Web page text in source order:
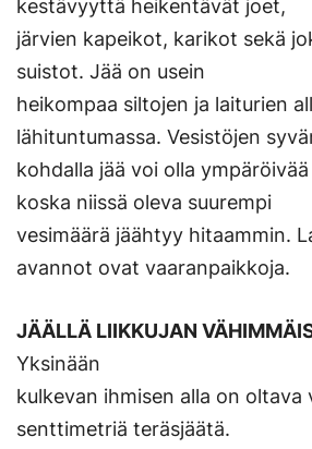
kestävyyttä heikentävät joet,
järvien kapeikot, karikot sekä
suistot. Jää on usein
heikompaa siltojen ja laiturien
lähituntumassa. Vesistöjen
kohdalla jää voi olla
koska niissä oleva suurempi
vesimäärä jäähtyy hitaammin.
avannot ovat vaaranpaikkoja.
JÄÄLLÄ LIIKKUJAN
Yksinään
kulkevan ihmisen alla on oltava
senttimetriä teräsjäätä.